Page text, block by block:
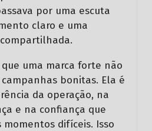
por uma escuta
claro e uma
uma marca forte não
bonitas. Ela é
da operação, na
e na confiança que
difíceis. Isso